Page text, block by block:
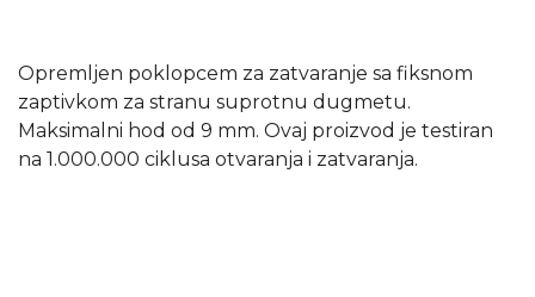
Opremljen poklopcem za zatvaranje sa fiksnom
zaptivkom za stranu suprotnu dugmetu.
Maksimalni hod od 9 mm. Ovaj proizvod je testiran
na 1.000.000 ciklusa otvaranja i zatvaranja.